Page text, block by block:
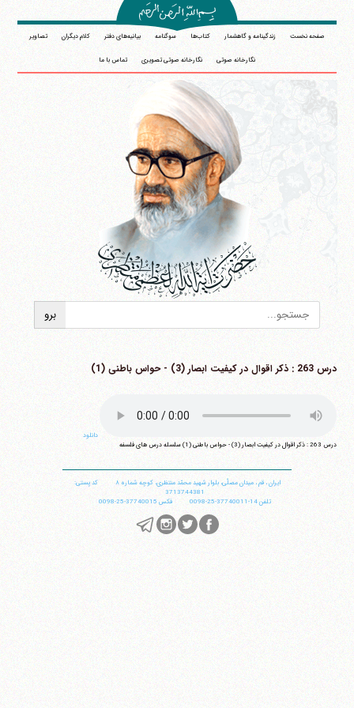
صفحه نخست زندگینامه و گاهشمار کتاب‌ها سوگنامه بیانیه‌های دفتر کلام دیگران تصاویر
نگارخانه صوتی نگارخانه صوتی تصویری تماس با ما
درس 263 : ذکر اقوال در کیفیت ابصار (3) - حواس باطنی (1)
دانلود
درس 263 : ذکر اقوال در کیفیت ابصار (3) - حواس باطنی (1) سلسله درس های فلسفه
ایران،قم،میدان مصلّی، بلوار شهید محمّد منتظری، كوچه شماره ٨
کد پستی:
3713744381
تلفن14-37740011-25-0098 فکس 37740015-25-0098
آیت‌الله منتظری
وب سایت رسمی آیت‌الله منتظری
قم،میدان مصلّی، بلوار شهید محمّد منتظری، كوچه
شماره ٨ کد پستی: 3713744381
فکس37740015-25-98+